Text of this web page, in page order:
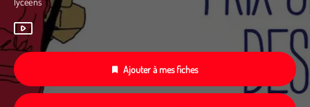
Ajouter à mes fiches